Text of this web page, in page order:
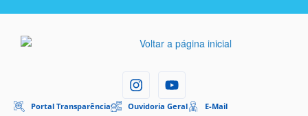
Portal Transparência Ouvidoria Geral E-Mail